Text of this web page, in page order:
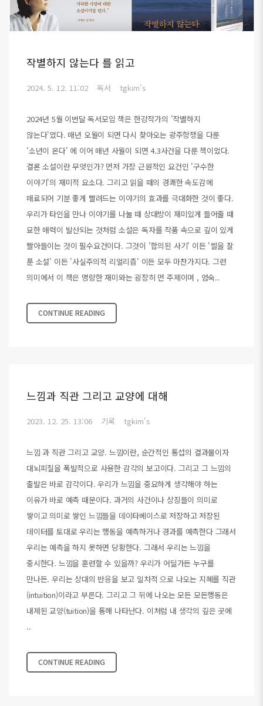
작별하지 않는다 를 읽고
2024. 5. 12. 11:02 독서 tgkim's
2024년 5월 이번달 독서모임 책은 한강작가의 '작별하지
않는다'였다. 매년 오월이 되면 다시 찾아오는 광주항쟁을 다룬
'소년이 온다' 에 이어 매년 사월이 되면 4.3사건을 다룬 책이었다.
결론 소설이란 무엇인가? 먼저 가장 근원적인 요건인 '구수한
이야기'의 재미적 요소다. 그리고 읽을 때의 경쾌한 속도감에
매료되어 기분 좋게 빨려드는 이야기의 효과를 극대화한 것이 좋다.
우리가 타인을 만나 이야기를 나눌 때 상대방이 재미있게 들어줄 때
묘한 매력이 발산되는 것처럼 소설은 독자를 작품 속으로 깊이 있게
빨아들이는 것이 필수요건이다. 그것이 '합의된 사기' 이든 '썰을 잘
푼 소설' 이든 '사실주의적 리얼리즘' 이든 모두 마찬가지다. 그런
의미에서 이 책은 명랑한 재미와는 굉장히 먼 주제이며 , 엄숙..
CONTINUE READING
느낌과 직관 그리고 교양에 대해
2023. 12. 25. 13:06 기록 tgkim's
느낌 과 직관 그리고 교양. 느낌이란, 순간적인 통섭의 결과물이자
대뇌피질을 폭발적으로 사용한 감각의 보고이다. 그리고 그 느낌의
출발은 바로 감각이다. 우리가 느낌을 중요하게 생각해야 하는
이유가 바로 예측 때문이다. 과거의 사건이나 상징들이 의미로
쌓이고 의미로 쌓인 느낌들을 데이타베이스로 저장하고 저장된
데이터를 토대로 우리는 행동을 예측하거나 경과를 예측한다 그래서
우리는 예측을 하지 못하면 당황한다. 그래서 우리는 느낌을
중시한다. 느낌을 훈련할 수 있을까? 우리가 어딜가든 누구를
만나든. 우리는 상대의 반응을 보고 일차적 으로 나오는 지혜를 직관
(intuition)이라고 부른다. 그리고 그 뒤에 나오는 모든 모든행동은
내제된 교양(tuition)을 통해 나타난다. 이처럼 내 생각의 깊은 곳에
..
CONTINUE READING